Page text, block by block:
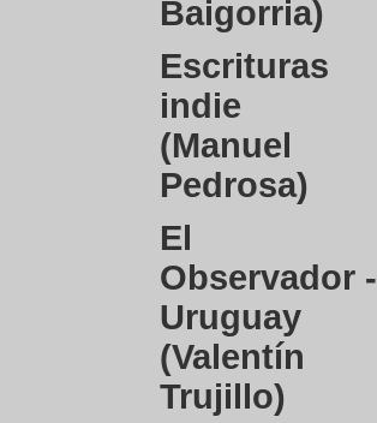
Baigorria)
Escrituras
indie
(Manuel
Pedrosa)
El
Observador -
Uruguay
(Valentín
Trujillo)